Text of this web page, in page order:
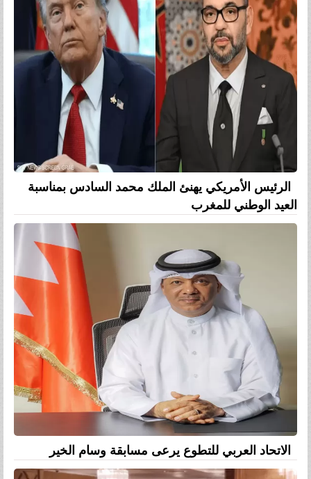
الرئيس الأمريكي يهنئ الملك محمد السادس بمناسبة
العيد الوطني للمغرب
الاتحاد العربي للتطوع يرعى مسابقة وسام الخير